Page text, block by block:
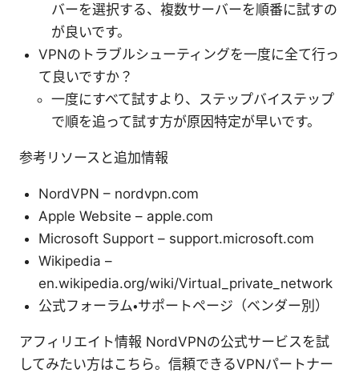
バーを選択する、複数サーバーを順番に試すの
が良いです。
VPNのトラブルシューティングを一度に全て行っ
て良いですか？
一度にすべて試すより、ステップバイステップ
で順を追って試す方が原因特定が早いです。
参考リソースと追加情報
NordVPN – nordvpn.com
Apple Website – apple.com
Microsoft Support – support.microsoft.com
Wikipedia –
en.wikipedia.org/wiki/Virtual_private_network
公式フォーラム・サポートページ（ベンダー別）
アフィリエイト情報 NordVPNの公式サービスを試
してみたい方はこちら。信頼できるVPNパートナー